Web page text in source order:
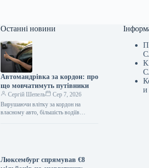
Останні новини
Автомандрівка за кордон: про
що мовчатимуть путівники
Сергій Шепель
Сер 7, 2026
Вирушаючи влітку за кордон на
власному авто, більшість водіїв
Люксембург спрямував €8
и